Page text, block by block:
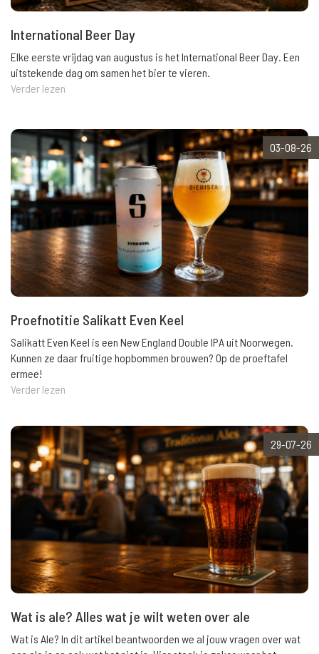
International Beer Day
Elke eerste vrijdag van augustus is het International Beer Day. Een
uitstekende dag om samen het bier te vieren.
Verder lezen
03-08-26
Proefnotitie Salikatt Even Keel
Salikatt Even Keel is een New England Double IPA uit Noorwegen.
Kunnen ze daar fruitige hopbommen brouwen? Op de proeftafel
ermee!
Verder lezen
29-07-26
Wat is ale? Alles wat je wilt weten over ale
Wat is Ale? In dit artikel beantwoorden we al jouw vragen over wat